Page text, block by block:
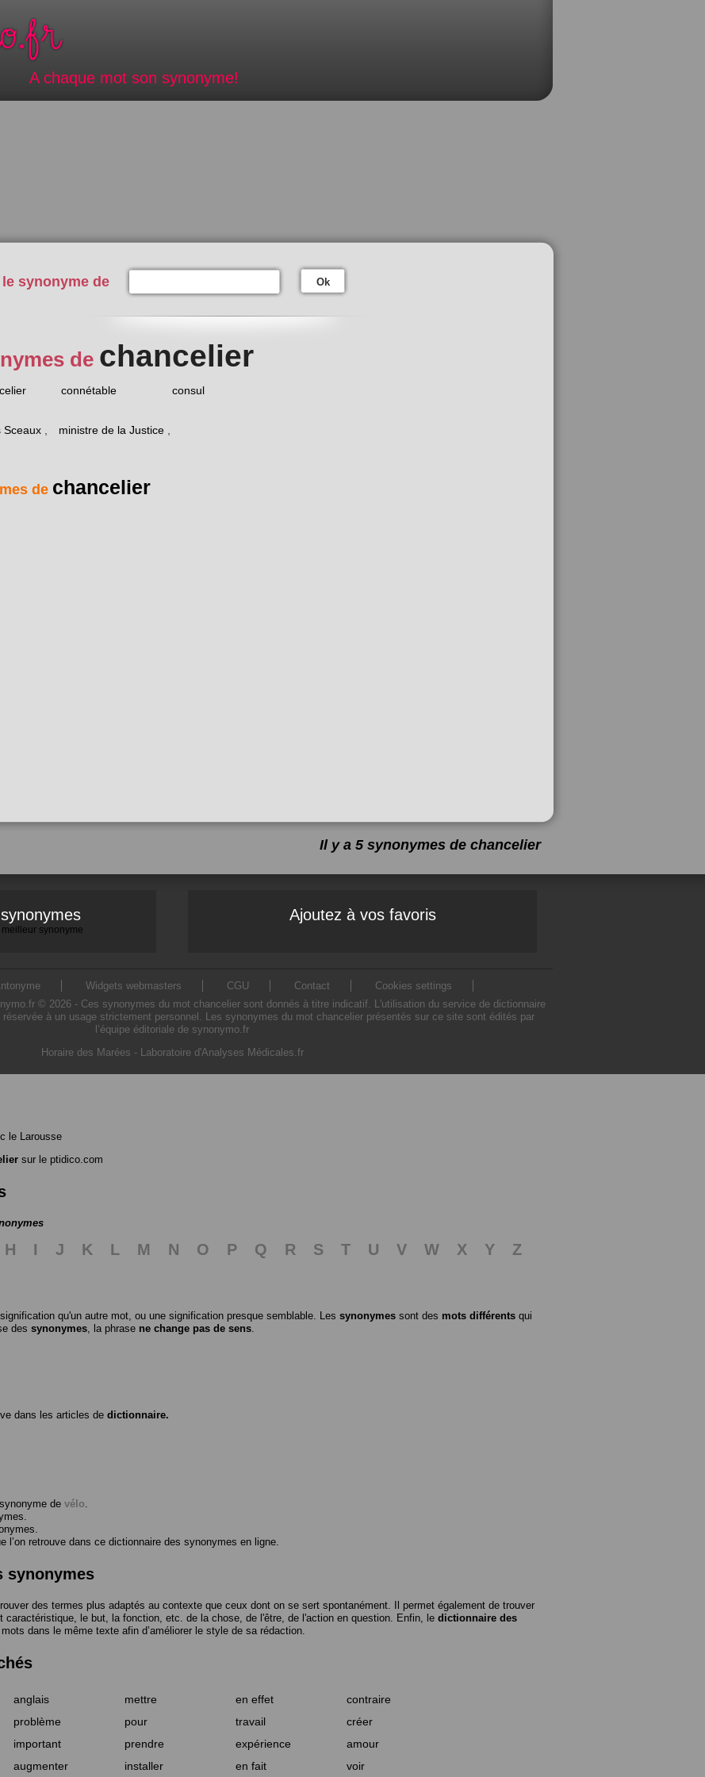
A chaque mot son synonyme!
synonyme de Ok
de chancelier
connétable consul
Sceaux ministre de la Justice
de chancelier
Il y a 5 synonymes de chancelier
synonyme
Ajoutez à vos favoris
Widgets webmasters CGU Contact
Cookies settings
© 2026 - Ces synonymes du mot chancelier sont donnés à titre indicatif. L'utilisation du service de dictionnaire
à un usage strictement personnel. Les synonymes du mot chancelier présentés sur ce site sont édités par
l’équipe éditoriale de synonymo.fr
Horaire des Marées - Laboratoire d'Analyses Médicales.fr
le Larousse
sur le ptidico.com
H I J K L M N O P Q R S T U V W X Y
Z
qu'un autre mot, ou une signification presque semblable. Les synonymes sont des mots différents qui
des synonymes , la phrase ne change pas de sens
dans les articles de dictionnaire.
de vélo
l’on retrouve dans ce dictionnaire des synonymes en ligne.
synonymes
des termes plus adaptés au contexte que ceux dont on se sert spontanément. Il permet également de trouver
caractéristique, le but, la fonction, etc. de la chose, de l'être, de l'action en question. Enfin, le dictionnaire des
dans le même texte afin d’améliorer le style de sa rédaction.
anglais mettre en effet
contraire
problème pour travail
créer
important prendre expérience
amour
augmenter installer en fait voir